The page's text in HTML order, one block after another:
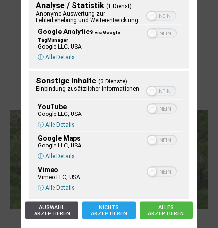
Letj fröögels
Robert Schads „Blickweit“: Linien im Land
Analyse / Statistik (1 Dienst)
Anonyme Auswertung zur
Fehlerbehebung und Weiterentwicklung
Google Analytics via Google
TagManager
Google LLC, USA
ⓘ Alle Details
Sonstige Inhalte (3 Dienste)
Einbindung zusätzlicher Informationen
YouTube
Google LLC, USA
ⓘ Alle Details
Google Maps
Google LLC, USA
ⓘ Alle Details
Vimeo
Vimeo LLC, USA
ⓘ Alle Details
AUSWAHL
AKZEPTIEREN
NICHTS
AKZEPTIEREN
ALLES
AKZEPTIEREN